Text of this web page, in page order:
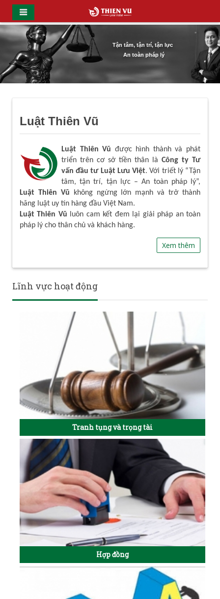
Tận tâm, tận trí, tận lực
An toàn pháp lý
Luật Thiên Vũ
Luật Thiên Vũ được hình thành và phát
triển trên cơ sở tiền thân là Công ty Tư
vấn đầu tư Luật Lưu Việt. Với triết lý “Tận
tâm, tận trí, tận lực – An toàn pháp lý”,
Luật Thiên Vũ không ngừng lớn mạnh và trở thành
hãng luật uy tín hàng đầu Việt Nam.
Luật Thiên Vũ luôn cam kết đem lại giải pháp an toàn
pháp lý cho thân chủ và khách hàng.
Xem thêm
Lĩnh vực hoạt động
Tranh tụng và trọng tài
Hợp đồng